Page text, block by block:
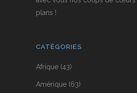
plans !
CATÉGORIES
Afrique (43)
Amérique (63)